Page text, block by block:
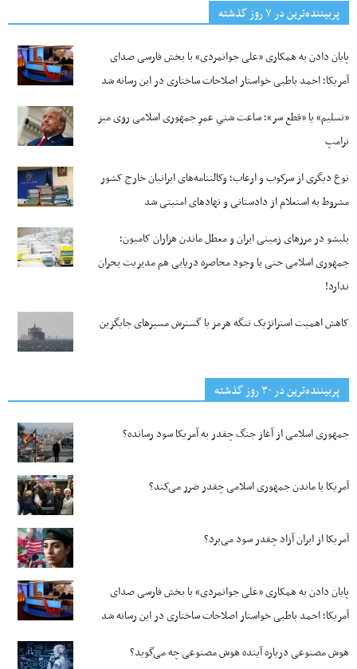
پربیننده‌ترین‌ در ۷ روز گذشته
پایان دادن به همکاری «علی جوانمردی» با بخش فارسی صدای
آمریکا؛ احمد باطبی خواستار اصلاحات ساختاری در این رسانه شد
«تسلیم» یا «قطع سر»؛ ساعت شنیِ عمرِ جمهوری اسلامی روی میز
ترامپ
نوع دیگری از سرکوب و ارعاب؛ وکالتنامه‌های ایرانیان خارج کشور
مشروط به استعلام از دادستانی و نهادهای امنیتی شد
بلبشو در مرزهای زمینی ایران و معطل ماندن هزاران کامیون؛
جمهوری اسلامی حتی با وجود محاصره دریایی هم مدیریت بحران
ندارد!
کاهش اهمیت استراتژیک تنگه‌ هرمز با گسترش مسیرهای جایگزین
پربیننده‌ترین‌ در ۳۰ روز گذشته
جمهوری اسلامی از آغاز جنگ چقدر به آمریکا سود رسانده؟
آمریکا با ماندن جمهوری اسلامی چقدر ضرر می‌کند؟
آمریکا از ایران آزاد چقدر سود می‌برد؟
پایان دادن به همکاری «علی جوانمردی» با بخش فارسی صدای
آمریکا؛ احمد باطبی خواستار اصلاحات ساختاری در این رسانه شد
هوش مصنوعی درباره آینده هوش مصنوعی چه می‌گوید؟